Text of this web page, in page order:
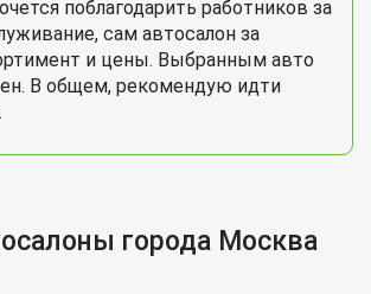
поблагодарить работников за
сам автосалон за
и цены. Выбранным авто
В общем, рекомендую идти
города Москва